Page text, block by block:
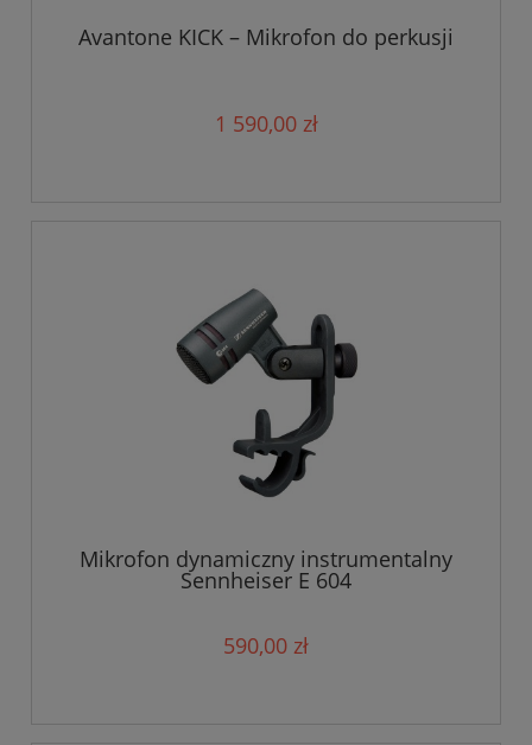
Avantone KICK – Mikrofon do perkusji
1 590,00 zł
Mikrofon dynamiczny instrumentalny
Sennheiser E 604
590,00 zł